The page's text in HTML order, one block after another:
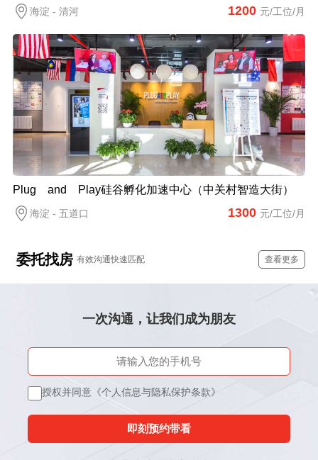
海淀 - 清河 1200 元/工位/月
Plug and Play硅谷孵化加速中心（中关村智造大街）
海淀 - 五道口 1300 元/工位/月
委托找房 有效沟通快速匹配 查看更多
一次沟通，让我们成为朋友
授权并同意《个人信息与隐私保护条款》
即刻预约带看